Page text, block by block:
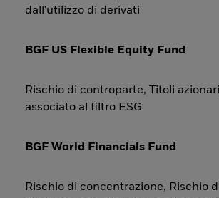
dall'utilizzo di derivati
BGF US Flexible Equity Fund
Rischio di controparte, Titoli
associato al filtro ESG
BGF World Financials Fund
Rischio di concentrazione, Rischio